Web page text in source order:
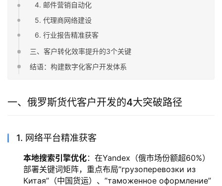
4. 邮件营销自动化
5. 代理商网络建设
6. 行业报告精准获客
三、客户转化效率提升的3个关键
结语：构建数字化客户开发体系
一、俄罗斯货代客户开发的4大突破路径
1. 网络平台精准获客
本地搜索引擎优化：在Yandex（俄市场份额超60%）
部署关键词矩阵，重点布局”грузоперевозки из
Китая”（中国货运）、”таможенное оформление”